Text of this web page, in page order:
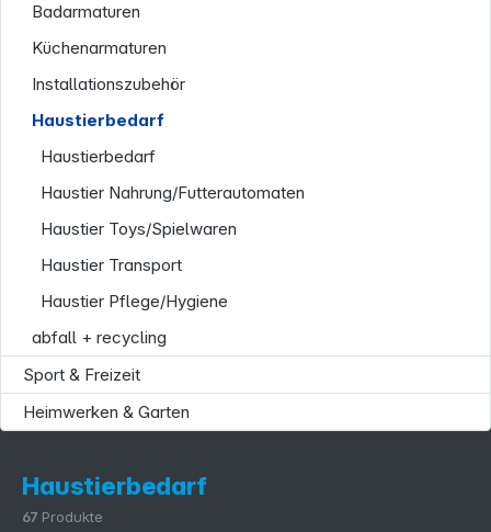
Badarmaturen
Küchenarmaturen
Installationszubehör
Haustierbedarf
Haustierbedarf
Haustier Nahrung/Futterautomaten
Haustier Toys/Spielwaren
Haustier Transport
Haustier Pflege/Hygiene
abfall + recycling
Sport & Freizeit
Heimwerken & Garten
Haustierbedarf
67 Produkte
Informationen